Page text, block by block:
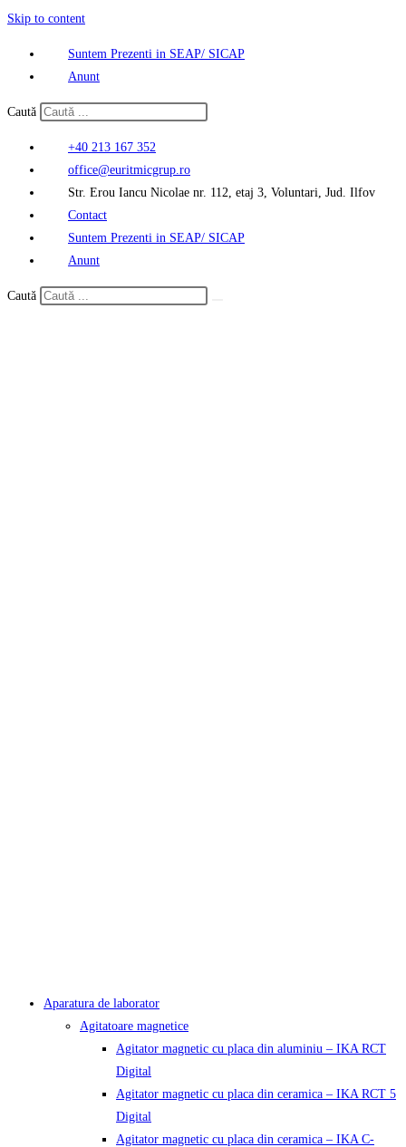
Skip to content
Suntem Prezenti in SEAP/ SICAP
Anunt
Caută
+40 213 167 352
office@euritmicgrup.ro
Str. Erou Iancu Nicolae nr. 112, etaj 3, Voluntari, Jud. Ilfov
Contact
Suntem Prezenti in SEAP/ SICAP
Anunt
Caută
Aparatura de laborator
Agitatoare magnetice
Agitator magnetic cu placa din aluminiu – IKA RCT
Digital
Agitator magnetic cu placa din ceramica – IKA RCT 5
Digital
Agitator magnetic cu placa din ceramica – IKA C-